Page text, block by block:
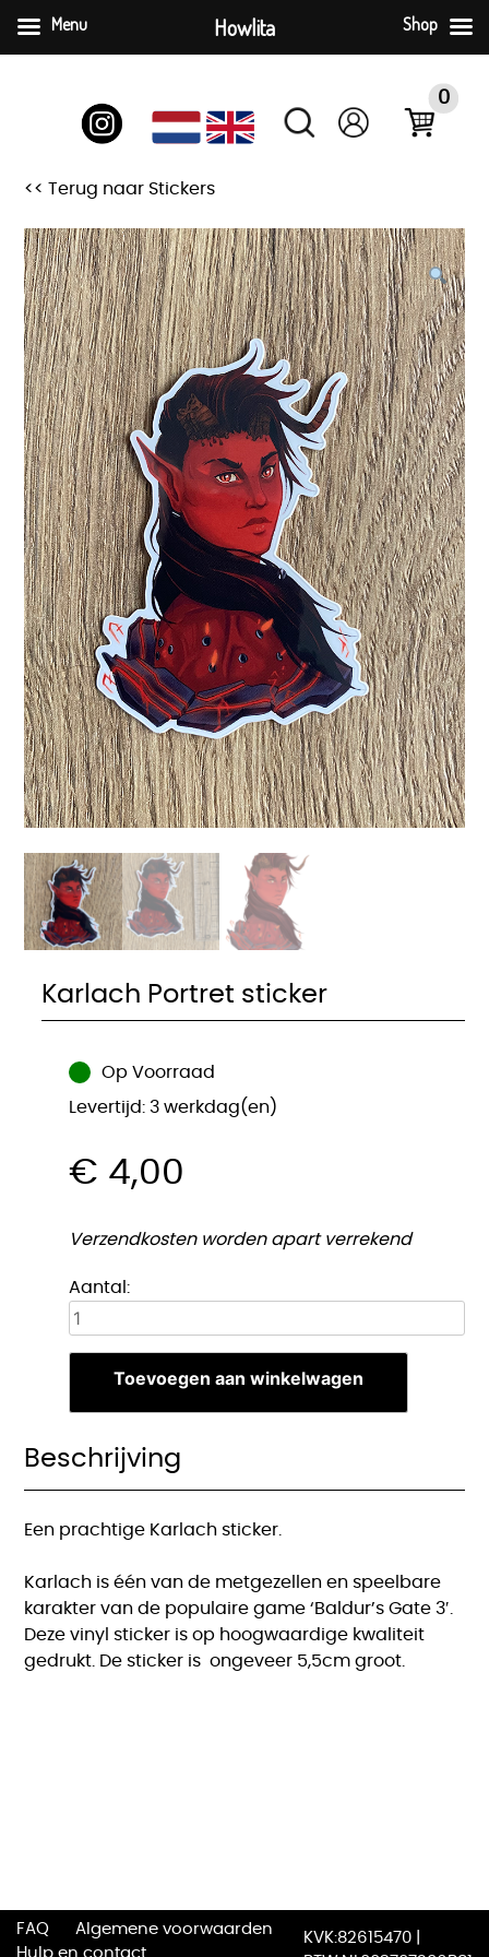
0
<< Terug naar Stickers
Karlach Portret sticker
Op Voorraad
Levertijd: 3 werkdag(en)
€ 4,00
Verzendkosten worden apart verrekend
Aantal:Karlach
sticker
Toevoegen aan winkelwagen
Beschrijving
Een prachtige Karlach sticker.
Karlach is één van de metgezellen en speelbare
karakter van de populaire game ‘Baldur’s Gate 3′.
Deze vinyl sticker is op hoogwaardige kwaliteit
gedrukt. De sticker is ongeveer 5,5cm groot.
FAQ
Algemene voorwaarden
Hulp en contact
KVK:82615470 |
Menu Howlita Shop